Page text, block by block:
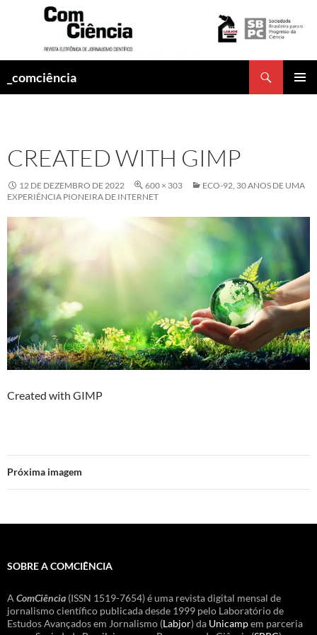
_comciência
CREATED WITH GIMP
12 DE DEZEMBRO DE 2022 600 × 303
ECO-92, 30 ANOS DE UMA
EXPERIÊNCIA PIONEIRA DE INTERNET
Created with GIMP
Próxima imagem
SOBRE A COMCIÊNCIA
A ComCiência (ISSN 1519-7654) é uma revista digital mensal de
jornalismo científico publicada desde 1999 pelo Laboratório de
Estudos Avançados em Jornalismo (Labjor) da Unicampem parceria